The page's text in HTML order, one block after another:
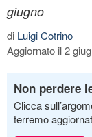
giugno
di Luigi Cotrino
Aggiornato il 2
Non perdere
Clicca
terremo